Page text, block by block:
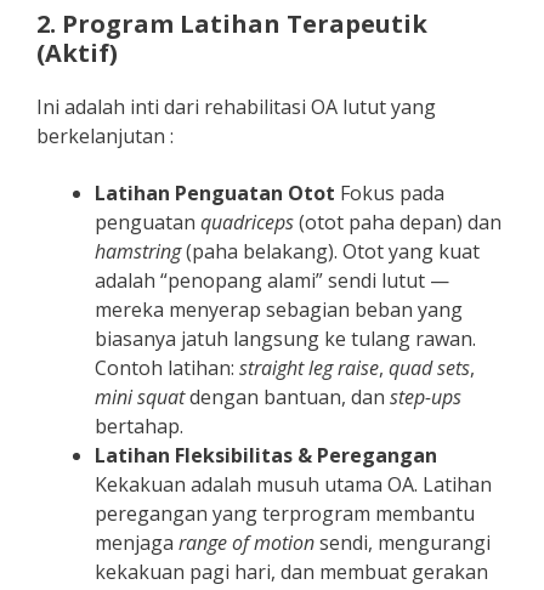
2. Program Latihan Terapeutik
(Aktif)
Ini adalah inti dari rehabilitasi OA lutut yang
berkelanjutan :
Latihan Penguatan Otot Fokus pada
penguatan quadriceps(otot paha depan) dan
hamstring(paha belakang). Otot yang kuat
adalah “penopang alami” sendi lutut —
mereka menyerap sebagian beban yang
biasanya jatuh langsung ke tulang rawan.
Contoh latihan: straight leg raise, quad sets,
mini squatdengan bantuan, dan step-ups
bertahap.
Latihan Fleksibilitas & Peregangan
Kekakuan adalah musuh utama OA. Latihan
peregangan yang terprogram membantu
menjaga range of motionsendi, mengurangi
kekakuan pagi hari, dan membuat gerakan